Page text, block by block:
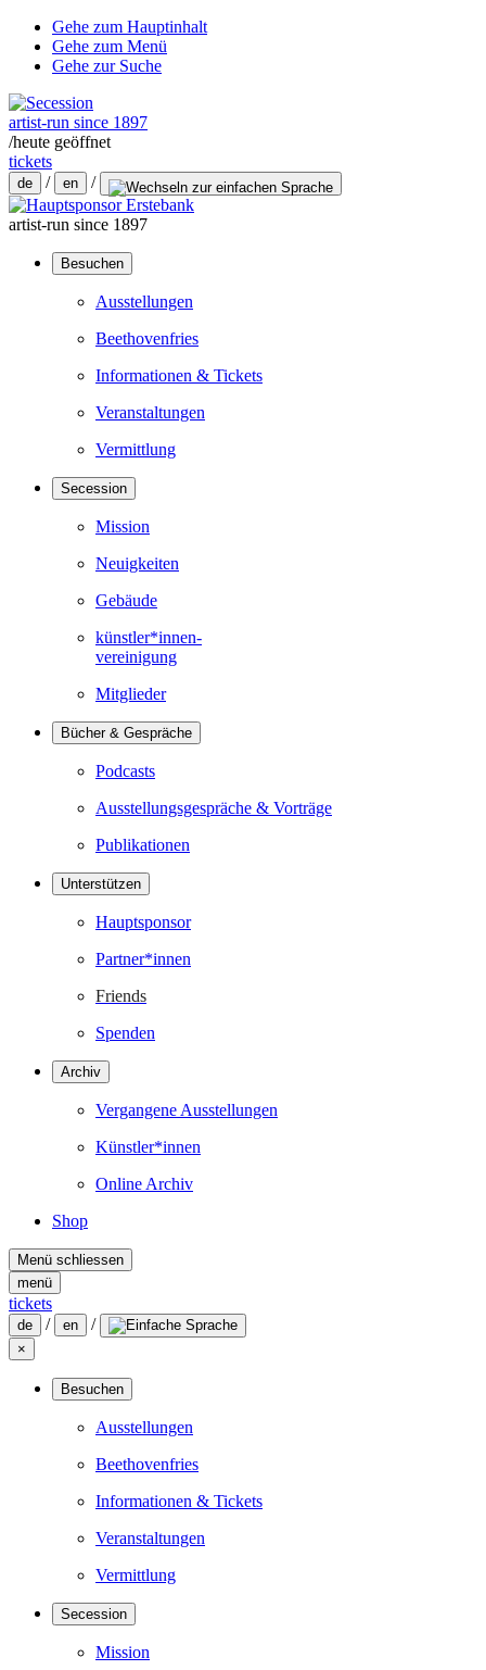
Gehe zum Hauptinhalt
Gehe zum Menü
Gehe zur Suche
artist-run since 1897
/heute geöffnet
tickets
de / en /
artist-run since 1897
Besuchen
Ausstellungen
Beethovenfries
Informationen & Tickets
Veranstaltungen
Vermittlung
Secession
Mission
Neuigkeiten
Gebäude
künstler*innen-
vereinigung
Mitglieder
Bücher & Gespräche
Podcasts
Ausstellungsgespräche & Vorträge
Publikationen
Unterstützen
Hauptsponsor
Partner*innen
Friends
Spenden
Archiv
Vergangene Ausstellungen
Künstler*innen
Online Archiv
Shop
Menü schliessen
menü
tickets
de / en /
×
Besuchen
Ausstellungen
Beethovenfries
Informationen & Tickets
Veranstaltungen
Vermittlung
Secession
Mission